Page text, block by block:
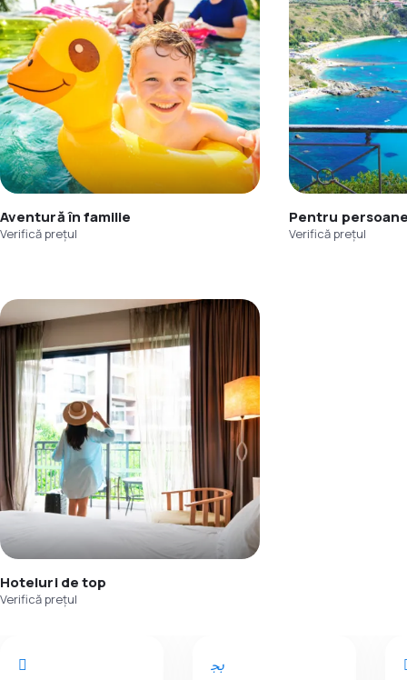
Aventură în familie
Verifică prețul
Pentru
Verifică prețul
Hoteluri de top
Verifică prețul